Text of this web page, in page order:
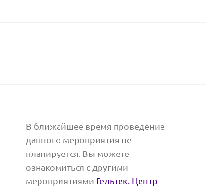
В ближайшее время проведение
данного мероприятия не
планируется. Вы можете
ознакомиться с другими
мероприятиями Гельтек. Центр